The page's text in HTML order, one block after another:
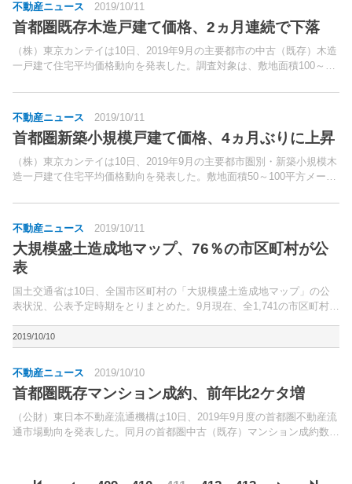
不動産ニュース 2019/10/11
首都圏既存木造戸建て価格、2ヵ月連続で下落
（株）東京カンテイは10日、2019年9月の主要都市の中古（既存）木造
一戸建て住宅平均価格動向を発表した。調査対象は、敷地面積100～
ス20分以内、木造で土地・建物とも所有権の...
不動産ニュース 2019/10/11
首都圏新築小規模戸建て価格、4ヵ月ぶりに上昇
（株）東京カンテイは10日、2019年9月の主要都市圏別・新築小規模木
造一戸建て住宅平均価格動向を発表した。敷地面積50～100平方メート
内、木造で土地・建物ともに所有権の物件が対...
不動産ニュース 2019/10/11
大規模盛土造成地マップ、76％の市区町村が公
表
国土交通省は10日、全国市区町村の「大規模盛土造成地マップ」の公
表状況、公表予定時期をとりまとめた。9月現在、全1,741の市区町村の
76.2％）。
2019/10/10
不動産ニュース 2019/10/10
首都圏既存マンション成約、前年比2ケタ増
（公財）東日本不動産流通機構は10日、2019年9月度の首都圏不動産流
通市場動向を発表した。同月の首都圏中古（既存）マンション成約数は